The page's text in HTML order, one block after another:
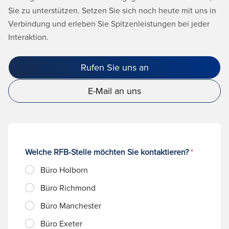
Sie zu unterstützen. Setzen Sie sich noch heute mit uns in
Verbindung und erleben Sie Spitzenleistungen bei jeder
Interaktion.
Rufen Sie uns an
E-Mail an uns
Welche RFB-Stelle möchten Sie kontaktieren?*
Büro Holborn
Büro Richmond
Büro Manchester
Büro Exeter